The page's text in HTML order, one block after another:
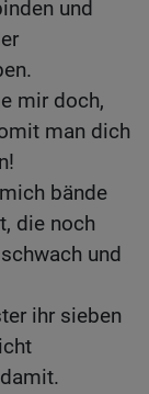
und
mir doch,
man dich
bände
die noch
und
ihr sieben